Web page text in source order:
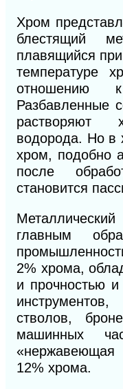
Хром
блестящий
плавящийся
температуре
отношению
Разбавленные
водорода. Но в
хром, подобно
после
становится
главным
2% хрома,
и прочностью и
стволов,
машинных
12% хрома.